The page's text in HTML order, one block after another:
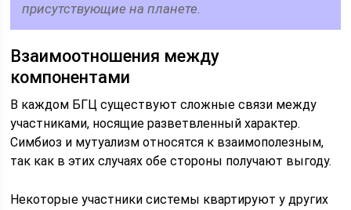
присутствующие на планете.
Взаимоотношения между
компонентами
В каждом БГЦ существуют сложные связи между
участниками, носящие разветвленный характер.
Симбиоз и мутуализм относятся к взаимополезным,
так как в этих случаях обе стороны получают выгоду.
Некоторые участники системы квартируют у других